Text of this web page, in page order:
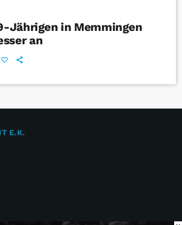
Jährigen in Memmingen
an
E.K.